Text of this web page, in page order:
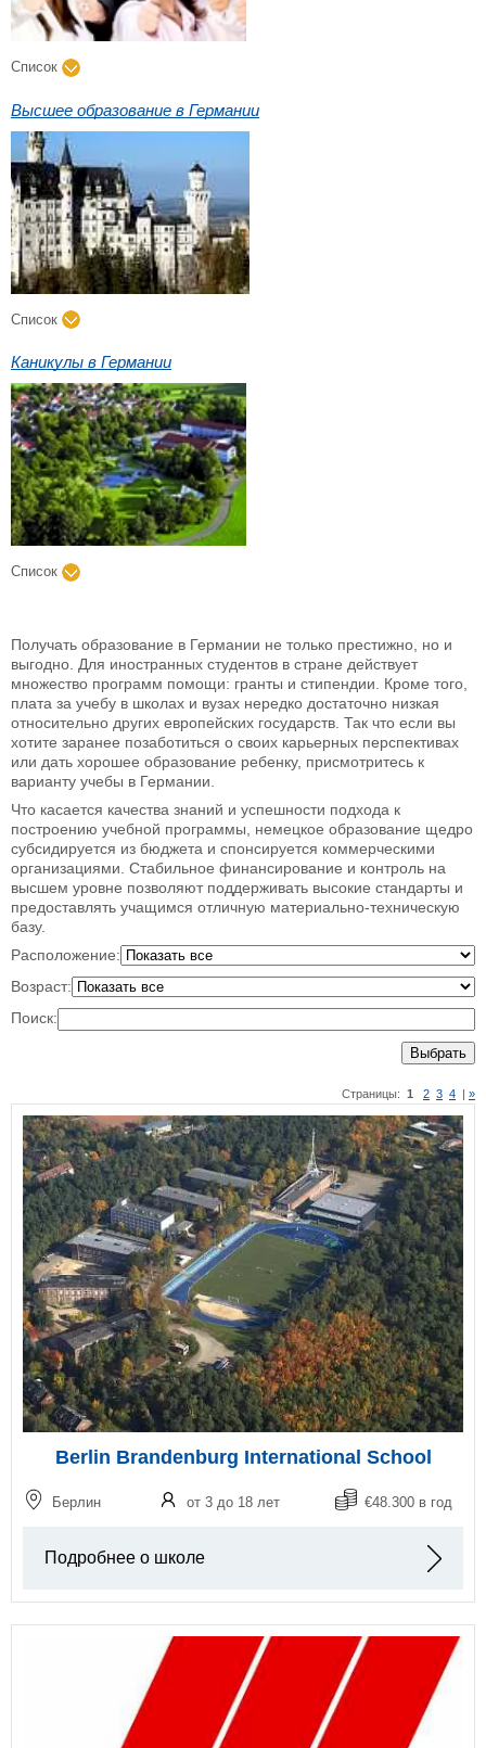
Список
Высшее образование в Германии
Список
Каникулы в Германии
Список
Получать образование в Германии не только престижно, но и
выгодно. Для иностранных студентов в стране действует
множество программ помощи: гранты и стипендии. Кроме того,
плата за учебу в школах и вузах нередко достаточно низкая
относительно других европейских государств. Так что если вы
хотите заранее позаботиться о своих карьерных перспективах
или дать хорошее образование ребенку, присмотритесь к
варианту учебы в Германии.
Что касается качества знаний и успешности подхода к
построению учебной программы, немецкое образование щедро
субсидируется из бюджета и спонсируется коммерческими
организациями. Стабильное финансирование и контроль на
высшем уровне позволяют поддерживать высокие стандарты и
предоставлять учащимся отличную материально-техническую
базу.
Расположение:
Возраст:
Поиск:
Выбрать
Страницы: 1 2 3 4 | »
Berlin Brandenburg International School
Берлин от 3 до 18 лет €48.300 в год
Подробнее о школе